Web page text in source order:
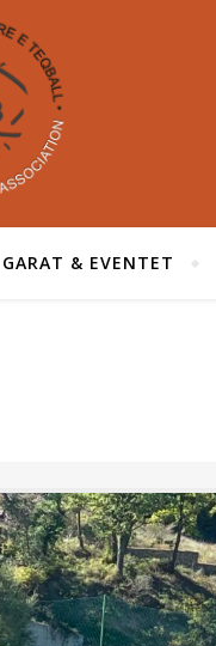
GARAT & EVENTET